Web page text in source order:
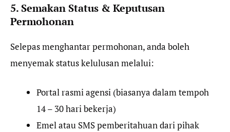
5. Semakan Status & Keputusan
Permohonan
Selepas menghantar permohonan, anda boleh
menyemak status kelulusan melalui:
Portal rasmi agensi (biasanya dalam tempoh
14 – 30 hari bekerja)
Emel atau SMS pemberitahuan dari pihak